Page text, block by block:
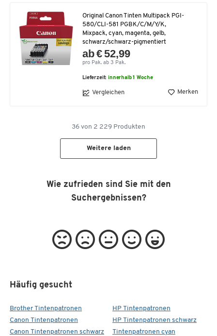
Original Canon Tinten Multipack PGI-
580/CLI-581 PGBK/C/M/Y/K,
Mixpack, cyan, magenta, gelb,
schwarz/schwarz-pigmentiert
ab € 52,99
pro Pak. ab 3 Pak.
Lieferzeit:innerhalb 1 Woche
Vergleichen Merken
36 von 2 229 Produkten
Weitere laden
Wie zufrieden sind Sie mit den
Suchergebnissen?
Häufig gesucht
Brother Tintenpatronen
Canon Tintenpatronen
Canon Tintenpatronen schwarz
HP Tintenpatronen
HP Tintenpatronen schwarz
Tintenpatronen cyan